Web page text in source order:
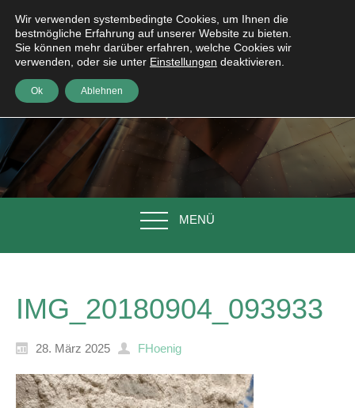
MENÜ
IMG_20180904_093933
28. März 2025 FHoenig
Wir verwenden systembedingte Cookies, um Ihnen die
bestmögliche Erfahrung auf unserer Website zu bieten.
Sie können mehr darüber erfahren, welche Cookies wir
verwenden, oder sie unter Einstellungen deaktivieren.
Ok Ablehnen